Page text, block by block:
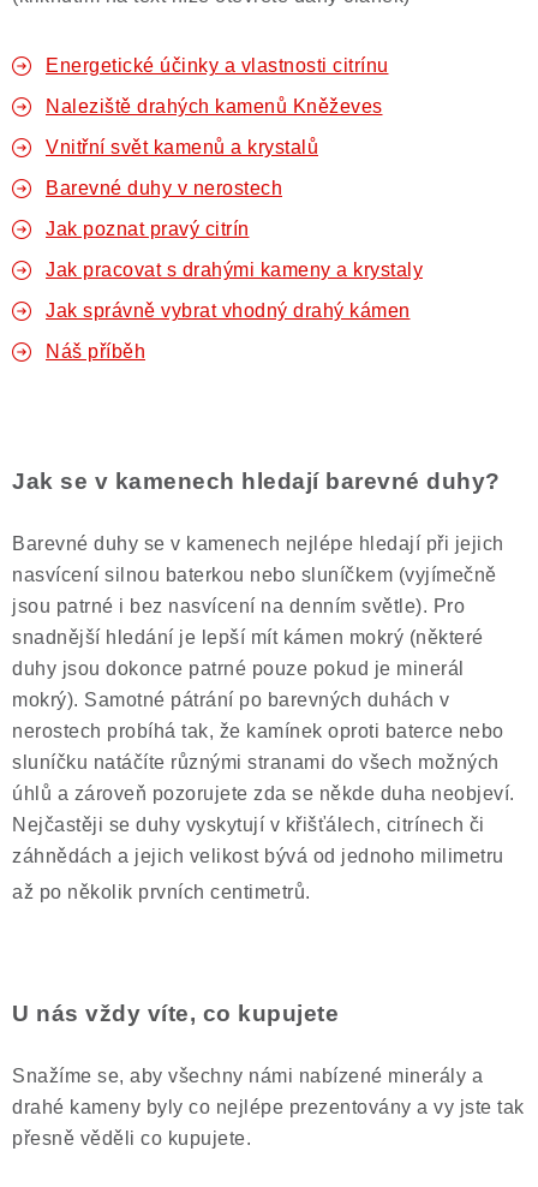
Energetické účinky a vlastnosti citrínu
Naleziště drahých kamenů Kněževes
Vnitřní svět kamenů a krystalů
Barevné duhy v nerostech
Jak poznat pravý citrín
Jak pracovat s drahými kameny a krystaly
Jak správně vybrat vhodný drahý kámen
Náš příběh
Jak se v kamenech hledají barevné duhy?
Barevné duhy se v kamenech nejlépe hledají při jejich
nasvícení silnou baterkou nebo sluníčkem (vyjímečně
jsou patrné i bez nasvícení na denním světle). Pro
snadnější hledání je lepší mít kámen mokrý (některé
duhy jsou dokonce patrné pouze pokud je minerál
mokrý). Samotné pátrání po barevných duhách v
nerostech probíhá tak, že kamínek oproti baterce nebo
sluníčku natáčíte různými stranami do všech možných
úhlů a zároveň pozorujete zda se někde duha neobjeví.
Nejčastěji se duhy vyskytují v křišťálech, citrínech či
záhnědách a jejich velikost bývá od jednoho milimetru
až po několik prvních centimetrů.
U nás vždy víte, co kupujete
Snažíme se, aby všechny námi nabízené minerály a
drahé kameny byly co nejlépe prezentovány a vy jste tak
přesně věděli co kupujete.